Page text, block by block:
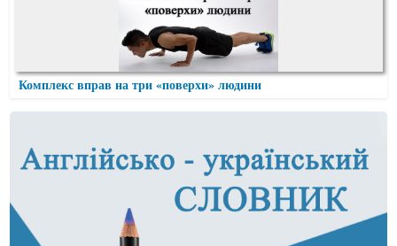
Комплекс вправ на три «поверхи» людини